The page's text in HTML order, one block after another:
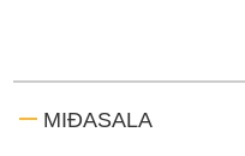
MIÐASALA